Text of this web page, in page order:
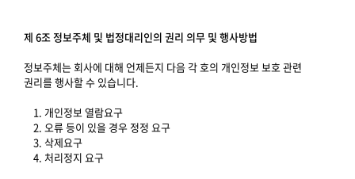
제 6조 정보주체 및 법정대리인의 권리 의무 및 행사방법
정보주체는 회사에 대해 언제든지 다음 각 호의 개인정보 보호 관련
권리를 행사할 수 있습니다.
1. 개인정보 열람요구
2. 오류 등이 있을 경우 정정 요구
3. 삭제요구
4. 처리정지 요구